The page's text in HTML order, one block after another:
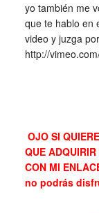
yo también me
que te hablo en
video y juzga
http://
OJO SI
QUE
CON MI
no podrás